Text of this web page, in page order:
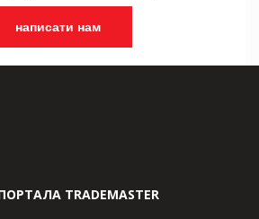
написати нам
TRADEMASTER